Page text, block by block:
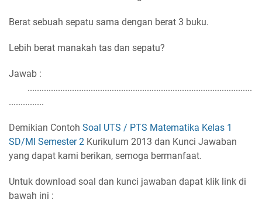
Berat sebuah sepatu sama dengan berat 3 buku.
Lebih berat manakah tas dan sepatu?
Jawab :
................................................................................................
...............
Demikian Contoh Soal UTS / PTS Matematika Kelas 1
SD/MI Semester 2 Kurikulum 2013 dan Kunci Jawaban
yang dapat kami berikan, semoga bermanfaat.
Untuk download soal dan kunci jawaban dapat klik link di
bawah ini :